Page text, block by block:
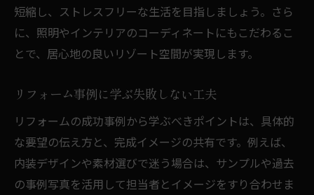
短縮し、ストレスフリーな生活を目指しましょう。さら
に、照明やインテリアのコーディネートにもこだわるこ
とで、居心地の良いリゾート空間が実現します。
リフォーム事例に学ぶ失敗しない工夫
リフォームの成功事例から学ぶべきポイントは、具体的
な要望の伝え方と、完成イメージの共有です。例えば、
内装デザインや素材選びで迷う場合は、サンプルや過去
の事例写真を活用して担当者とイメージをすり合わせま